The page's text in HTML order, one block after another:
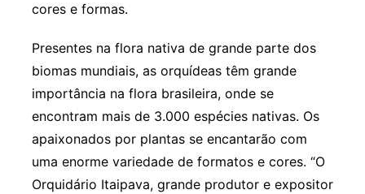
cores e formas.
Presentes na flora nativa de grande parte dos
biomas mundiais, as orquídeas têm grande
importância na flora brasileira, onde se
encontram mais de 3.000 espécies nativas. Os
apaixonados por plantas se encantarão com
uma enorme variedade de formatos e cores. “O
Orquidário Itaipava, grande produtor e expositor